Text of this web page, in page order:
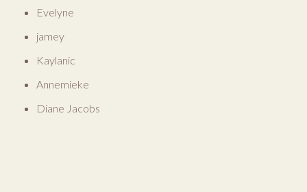
Evelyne
jamey
Kaylanic
Annemieke
Diane Jacobs